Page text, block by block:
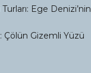
Ege Denizi’nin
Çölün Gizemli Yüzü